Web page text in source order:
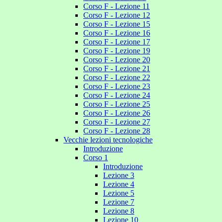
Corso F - Lezione 11
Corso F - Lezione 12
Corso F - Lezione 15
Corso F - Lezione 16
Corso F - Lezione 17
Corso F - Lezione 19
Corso F - Lezione 20
Corso F - Lezione 21
Corso F - Lezione 22
Corso F - Lezione 23
Corso F - Lezione 24
Corso F - Lezione 25
Corso F - Lezione 26
Corso F - Lezione 27
Corso F - Lezione 28
Vecchie lezioni tecnologiche
Introduzione
Corso 1
Introduzione
Lezione 3
Lezione 4
Lezione 5
Lezione 7
Lezione 8
Lezione 10